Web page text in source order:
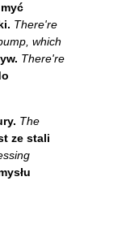
There're
which
There're
The
ze stali